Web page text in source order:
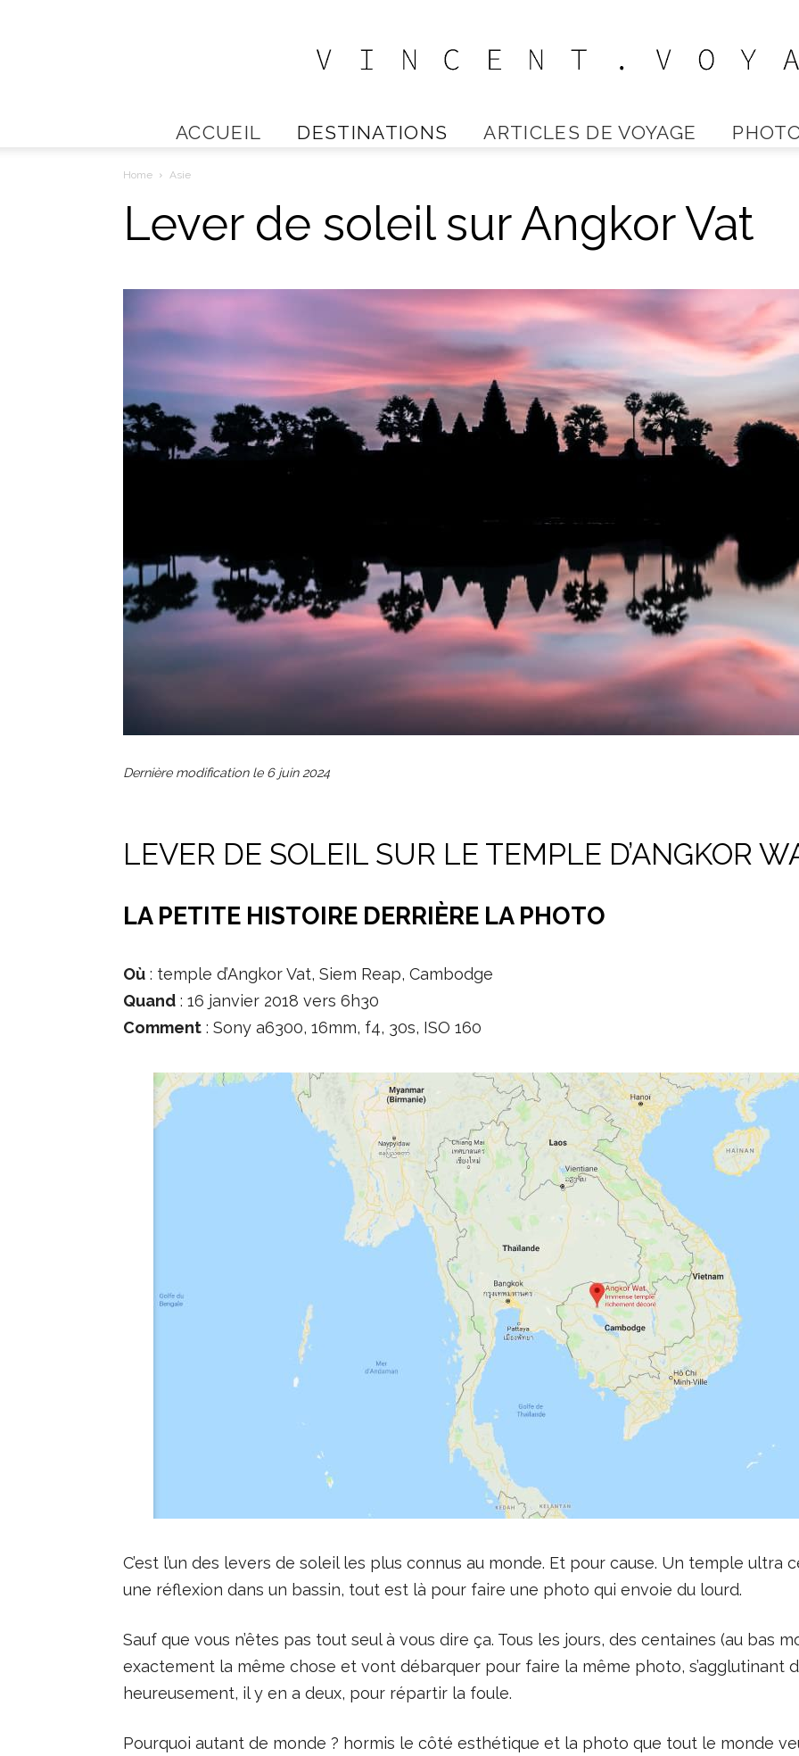
Vincent
ACCUEIL DESTINATIONS ARTICLES DE VOYAGE
Home Asie
Lever de soleil sur Angkor Vat
Dernière modification le 6 juin 2024
LEVER DE SOLEIL SUR LE TEMPLE D’ANGKOR
LA PETITE HISTOIRE DERRIÈRE LA PHOTO
Où : temple d’Angkor Vat, Siem Reap, Cambodge
Quand : 16 janvier 2018 vers 6h30
Comment : Sony a6300, 16mm, f4, 30s, ISO 160
C’est l’un des levers de soleil les plus connus au monde. Et pour cause. Un temple
une réflexion dans un bassin, tout est là pour faire une photo qui envoie du lourd.
Sauf que vous n’êtes pas tout seul à vous dire ça. Tous les jours, des centaines (au bas
exactement la même chose et vont débarquer pour faire la même photo, s’agglutinant
heureusement, il y en a deux, pour répartir la foule.
Pourquoi autant de monde ? hormis le côté esthétique et la photo que tout le monde